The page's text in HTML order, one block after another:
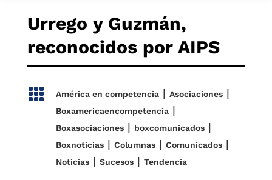
Urrego y Guzmán,
reconocidos por AIPS
 América en competencia| Asociaciones|
Boxamericaencompetencia|
Boxasociaciones| boxcomunicados|
Boxnoticias| Columnas| Comunicados|
Noticias| Sucesos| Tendencia